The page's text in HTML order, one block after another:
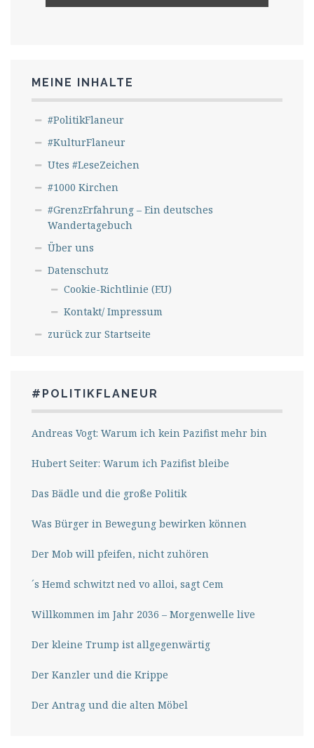
MEINE INHALTE
#PolitikFlaneur
#KulturFlaneur
Utes #LeseZeichen
#1000 Kirchen
#GrenzErfahrung – Ein deutsches
Wandertagebuch
Über uns
Datenschutz
Cookie-Richtlinie (EU)
Kontakt/ Impressum
zurück zur Startseite
#POLITIKFLANEUR
Andreas Vogt: Warum ich kein Pazifist mehr bin
Hubert Seiter: Warum ich Pazifist bleibe
Das Bädle und die große Politik
Was Bürger in Bewegung bewirken können
Der Mob will pfeifen, nicht zuhören
´s Hemd schwitzt ned vo alloi, sagt Cem
Willkommen im Jahr 2036 – Morgenwelle live
Der kleine Trump ist allgegenwärtig
Der Kanzler und die Krippe
Der Antrag und die alten Möbel